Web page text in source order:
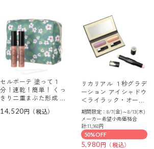
セルボーテ 塗って１
分！速乾！簡単！ くっ
きり二重まぶた形成 １
美容液 ハリピンシャド
14,520
リカリアル １秒グラデ
ーション アイシャドウ
＜ライラック・オーラ
／ オレンジベージュ＞
＆ マルチハイライター
＜オーロラピンク／オ
ーロラゴールド＞
期間限定：8/7(金)～8/13(木)
メーカー希望小売価格合
計:11,960円
50%OFF
5,980